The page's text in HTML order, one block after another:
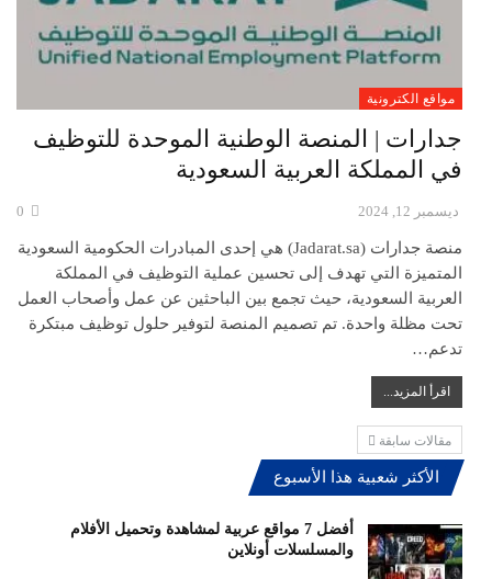
مواقع الكترونية
جدارات | المنصة الوطنية الموحدة للتوظيف
في المملكة العربية السعودية
ديسمبر 12, 2024
منصة جدارات (Jadarat.sa) هي إحدى المبادرات الحكومية السعودية
المتميزة التي تهدف إلى تحسين عملية التوظيف في المملكة
العربية السعودية، حيث تجمع بين الباحثين عن عمل وأصحاب العمل
تحت مظلة واحدة. تم تصميم المنصة لتوفير حلول توظيف مبتكرة
تدعم…
اقرأ المزيد...
مقالات سابقة
الأكثر شعبية هذا الأسبوع
أفضل 7 مواقع عربية لمشاهدة وتحميل الأفلام
والمسلسلات أونلاين